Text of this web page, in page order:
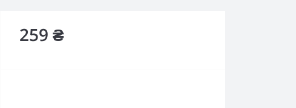
259 ₴